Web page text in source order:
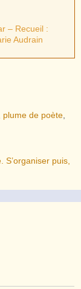
– Recueil :
Audrain
plume de poète
puis,